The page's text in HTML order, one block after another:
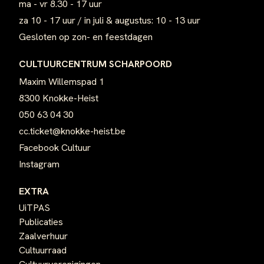
ma - vr 8.30 - 17 uur
za 10 - 17 uur / in juli & augustus: 10 - 13 uur
Gesloten op zon- en feestdagen
CULTUURCENTRUM SCHARPOORD
Maxim Willemspad 1
8300 Knokke-Heist
050 63 04 30
cc.ticket@knokke-heist.be
Facebook Cultuur
Instagram
EXTRA
UiTPAS
Publicaties
Zaalverhuur
Cultuurraad